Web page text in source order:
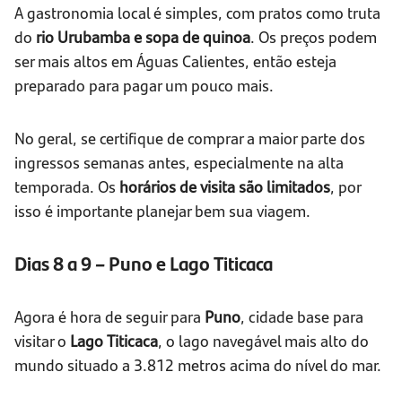
A gastronomia local é simples, com pratos como truta
do rio Urubamba e sopa de quinoa. Os preços podem
ser mais altos em Águas Calientes, então esteja
preparado para pagar um pouco mais.
No geral, se certifique de comprar a maior parte dos
ingressos semanas antes, especialmente na alta
temporada. Os horários de visita são limitados, por
isso é importante planejar bem sua viagem.
Dias 8 a 9 – Puno e Lago Titicaca
Agora é hora de seguir para Puno, cidade base para
visitar o Lago Titicaca, o lago navegável mais alto do
mundo situado a 3.812 metros acima do nível do mar.